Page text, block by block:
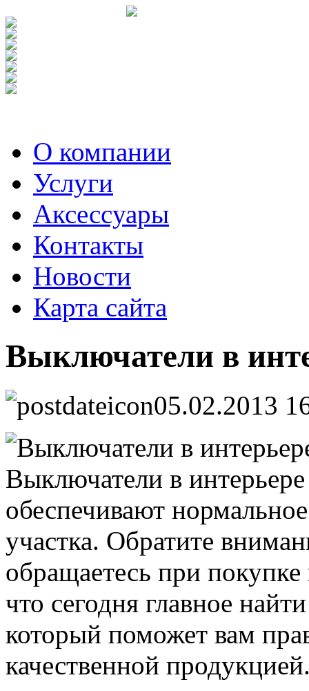
О компании
Услуги
Аксесcуары
Контакты
Новости
Карта сайта
Выключатели в
05.02.2013
Выключатели в
обеспечивают
участка. Обратите
обращаетесь при
что сегодня главное
который поможет вам
качественной